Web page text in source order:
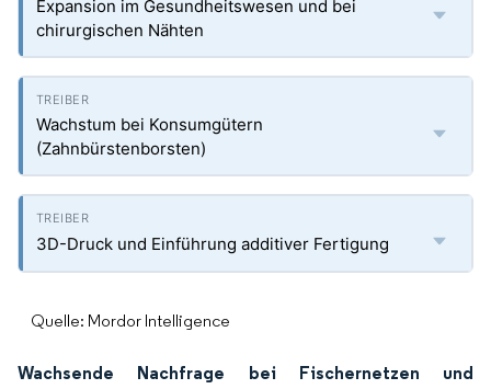
Expansion im Gesundheitswesen und bei
chirurgischen Nähten
Wachstum bei Konsumgütern
(Zahnbürstenborsten)
3D-Druck und Einführung additiver Fertigung
Quelle: Mordor Intelligence
Wachsende Nachfrage bei Fischernetzen und